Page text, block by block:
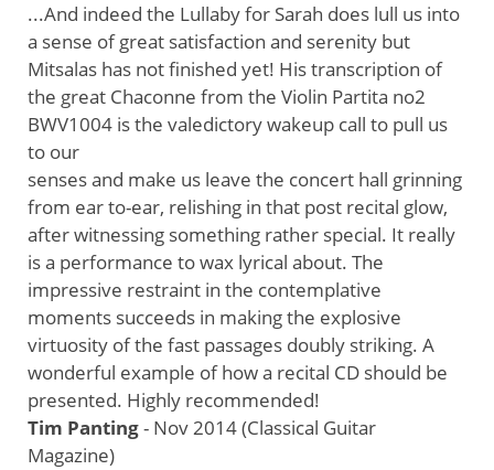
...And indeed the Lullaby for Sarah does lull us into
a sense of great satisfaction and serenity but
Mitsalas has not finished yet! His transcription of
the great Chaconne from the Violin Partita no2
BWV1004 is the valedictory wakeup call to pull us
to our
senses and make us leave the concert hall grinning
from ear to-ear, relishing in that post recital glow,
after witnessing something rather special. It really
is a performance to wax lyrical about. The
impressive restraint in the contemplative
moments succeeds in making the explosive
virtuosity of the fast passages doubly striking. A
wonderful example of how a recital CD should be
presented. Highly recommended!
Tim Panting- Nov 2014 (Classical Guitar
Magazine)